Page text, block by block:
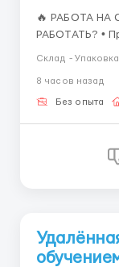
🔥 РАБОТА НА
РАБОТАТЬ? • Продуктовый склад в Гданьске • Сбор
заказов,
в неделю •
работы ор...
Склад -
8 часов назад
Без опыта